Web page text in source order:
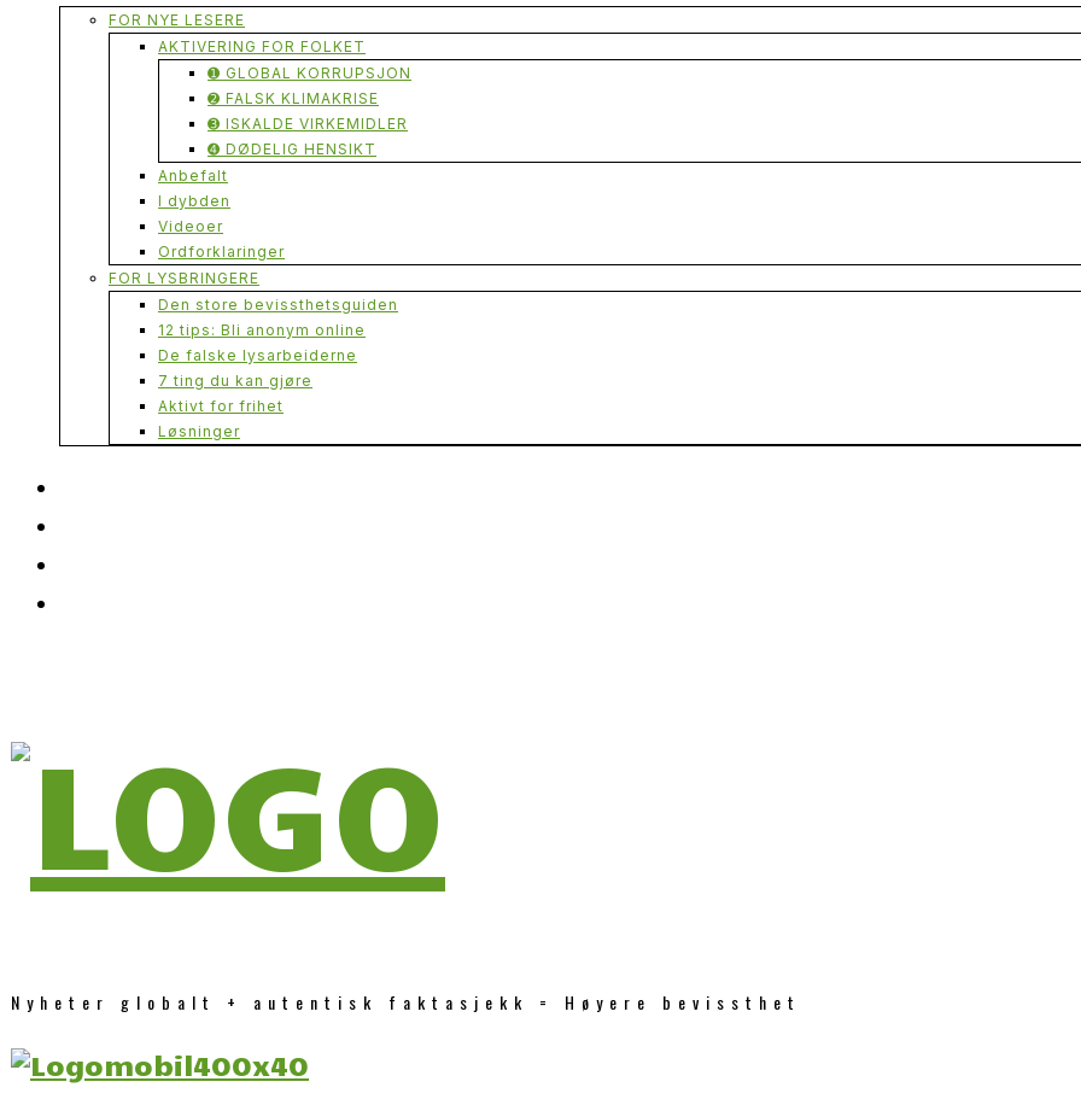
FOR NYE LESERE
AKTIVERING FOR FOLKET
➊ GLOBAL KORRUPSJON
➋ FALSK KLIMAKRISE
➌ ISKALDE VIRKEMIDLER
➍ DØDELIG HENSIKT
Anbefalt
I dybden
Videoer
Ordforklaringer
FOR LYSBRINGERE
Den store bevissthetsguiden
12 tips: Bli anonym online
De falske lysarbeiderne
7 ting du kan gjøre
Aktivt for frihet
Løsninger
Nyheter globalt + autentisk faktasjekk = Høyere bevissthet